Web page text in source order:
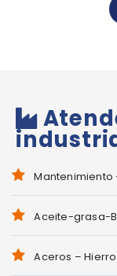
Mantenimiento
Aceite-grasa-
Aceros –